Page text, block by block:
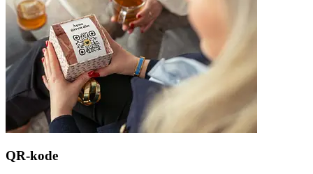
QR-kode